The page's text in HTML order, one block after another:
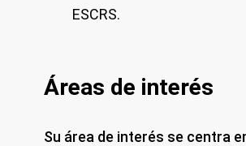
ESCRS.
Áreas de interés
Su área de interés se centra